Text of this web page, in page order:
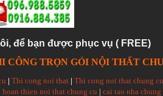
để bạn được phục vụ ( FREE)
TRỌN GÓI NỘI THẤT
| Thi cong noi that |Thi cong noi that chung cu
hoan thien noi that chung cu | cai tao nha chung